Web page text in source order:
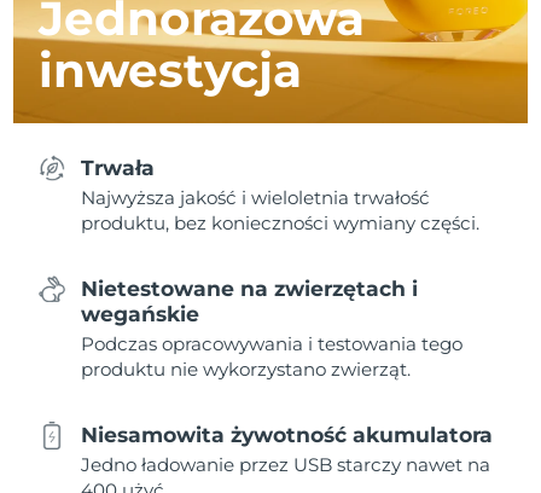
Jednorazowa
inwestycja
Trwała
Najwyższa jakość i wieloletnia trwałość
produktu, bez konieczności wymiany części.
Nietestowane na zwierzętach i
wegańskie
Podczas opracowywania i testowania tego
produktu nie wykorzystano zwierząt.
Niesamowita żywotność akumulatora
Jedno ładowanie przez USB starczy nawet na